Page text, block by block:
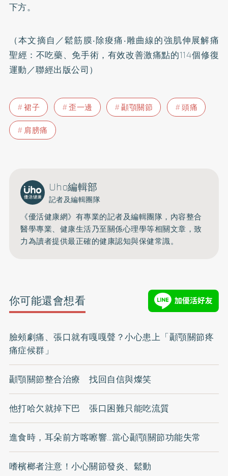
下方。
（本文摘自／鬆筋膜‧除痠痛‧雕曲線的強肌伸展解痛
聖經：不吃藥、免手術，有效改善激痛點的114個修復
運動／聯經出版公司）
裙子 歪一邊 顳顎關節
頭痛
肩膀痛
Uho編輯部
記者及編輯團隊
《優活健康網》有專業的記者及編輯團隊，內容整合
醫學專業、健康生活乃至關係心理學等相關文章，致
力為讀者提供最正確的健康認知與保健常識。
你可能還會想看
臉頰劇痛、張口就有嘎嘎聲？小心患上「顳顎關節疼
痛症候群」
顳顎關節整合治療 找回自信與燦笑
他打哈欠就掉下巴 張口困難只能吃流質
進食時，耳朵前方喀嚓響…當心顳顎關節功能失常
嗜檳榔者注意！小心關節發炎、鬆動